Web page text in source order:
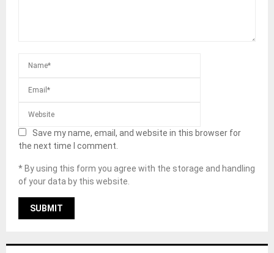
Save my name, email, and website in this browser for
the next time I comment.
* By using this form you agree with the storage and handling
of your data by this website.